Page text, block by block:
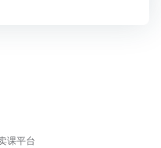
课平台